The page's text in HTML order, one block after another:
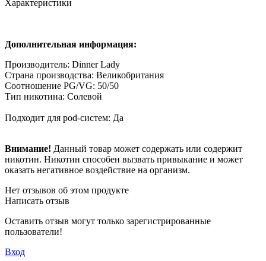
Характеристики
Дополнительная информация:
Производитель: Dinner Lady
Страна производства: Великобритания
Соотношение PG/VG: 50/50
Тип никотина: Солевой
Подходит для pod-систем: Да
Внимание! Данный товар может содержать или содержит
никотин. Никотин способен вызвать привыкание и может
оказать негативное воздействие на организм.
Нет отзывов об этом продукте
Написать отзыв
Оставить отзыв могут только зарегистрированные
пользователи!
Вход